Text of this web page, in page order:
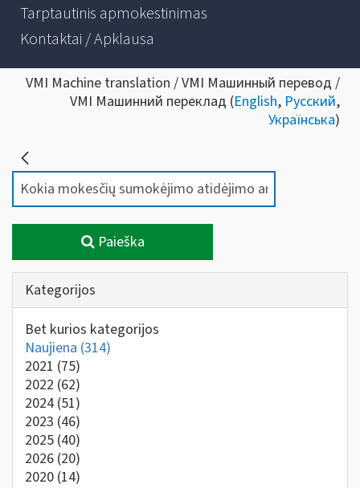
Tarptautinis apmokestinimas
Kontaktai / Apklausa
VMI Machine translation / VMI Машинный перевод /
VMI Машинний переклад (English, Русский,
Українська)
Paieška
Kategorijos
Bet kurios kategorijos
Naujiena (314)
2021 (75)
2022 (62)
2024 (51)
2023 (46)
2025 (40)
2026 (20)
2020 (14)